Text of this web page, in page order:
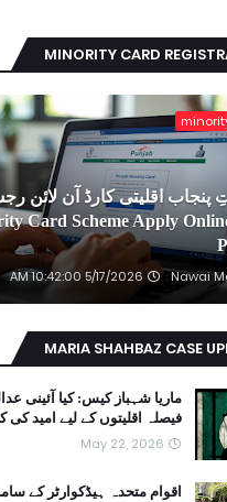
MINORITY CARD
پنجاب اقلیتی کارڈ آن لائن
Card Scheme Apply
Nawai
5/17/2026 10:42:00 AM
MARIA SHAHBAZ CASE
ماریا شہباز کیس: کیا آئینی
فیصلہ اقلیتوں کے لیے امید کی
May 22, 2026